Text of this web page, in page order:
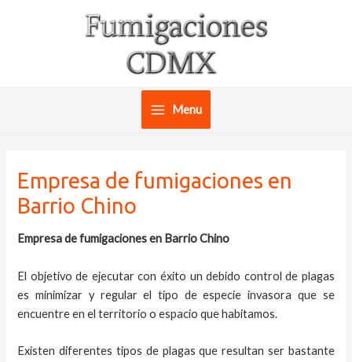
Main
Menu
Empresa de fumigaciones en
Barrio Chino
Empresa de fumigaciones en Barrio Chino
El objetivo de ejecutar con éxito un debido control de plagas
es minimizar y regular el tipo de especie invasora que se
encuentre en el territorio o espacio que habitamos.
Existen diferentes tipos de plagas que resultan ser bastante